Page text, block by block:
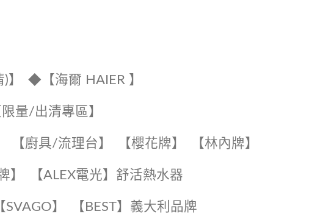
】 ◆【海爾 HAIER 】
限量/出清專區】
【廚具/流理台】 【櫻花牌】 【林內牌】
】️ ️️【ALEX電光】舒活熱水器️️
SVAGO】️ ️【BEST】️義大利品牌